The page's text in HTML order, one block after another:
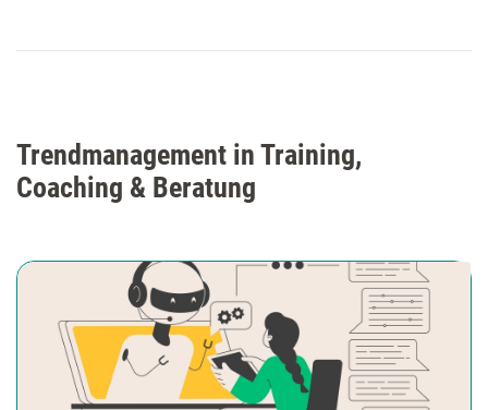
Trendmanagement in Training,
Coaching & Beratung